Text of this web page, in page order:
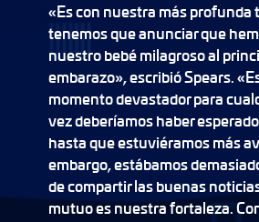
«Es con nuestra más profunda
tenemos que anunciar que
nuestro bebé milagroso al
embarazo», escribió Spears.
momento devastador para
vez deberíamos haber
hasta que estuviéramos más
embargo, estábamos
de compartir las buenas
mutuo es nuestra fortaleza.